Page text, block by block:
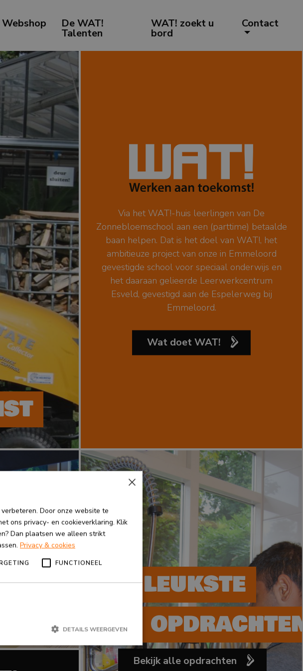
Webshop De WAT!
Talenten
WAT! zoekt u
bord
Contact
Via het WAT!-huis leerlingen van De
Zonnebloemschool aan een (parttime) betaalde
baan helpen. Dat is het doel van WAT!, het
ambitieuze project van onze in Emmeloord
gevestigde school voor speciaal onderwijs en
het daaraan gelieerde Leerwerkcentrum
Esveld, gevestigd aan de Espelerweg bij
Emmeloord.
Wat doet WAT!
DE LEUKSTE
Bekijk alle opdrachten
×
Door onze website te
ons privacy- en cookieverklaring. Klik
Dan plaatsen we alleen strikt
Privacy & cookies
FUNCTIONEEL
DETAILS WEERGEVEN